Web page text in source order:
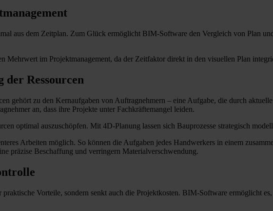
aus dem Zeitplan. Zum Glück ermöglicht BIM-Software den Vergleich von Plan
Mehrwert im Projektmanagement, da der Zeitfaktor direkt in den visuellen Plan
Ressourcen
gehört zu den Kernaufgaben von Auftragnehmern – eine Aufgabe, die durch
an, dass ihre Projekte unter Fachkräftemangel leiden.
optimal auszuschöpfen. Mit 4D-Planung lassen sich Bauprozesse strategisch
Arbeiten möglich. So können die Aufgaben jedes Handwerkers in einem
präzise Beschaffung und verringern Materialverschwendung.
Vorteile, sondern senkt auch die Projektkosten. BIM-Software ermöglicht